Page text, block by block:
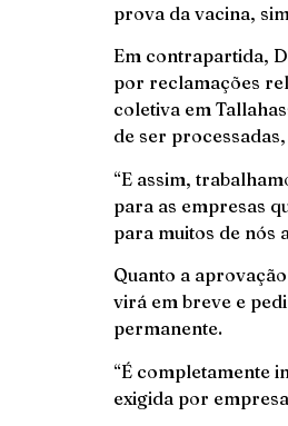
prova da vacina,
Em contrapartida,
por reclamações
coletiva em
de ser
“E assim,
para as empresas
para muitos de nós
Quanto a
virá em breve e
permanente.
“É completamente
exigida por